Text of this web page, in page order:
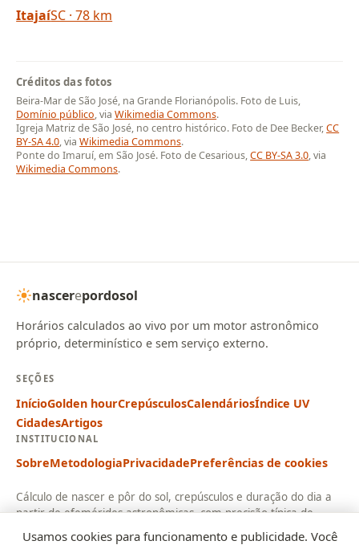
ItajaíSC · 78 km
Créditos das fotos
Beira-Mar de São José, na Grande Florianópolis. Foto de Luis,
Domínio público, viaWikimedia Commons.
Igreja Matriz de São José, no centro histórico. Foto de Dee Becker,CC
BY-SA 4.0, viaWikimedia Commons.
Ponte do Imaruí, em São José. Foto de Cesarious,CC BY-SA 3.0, via
Wikimedia Commons.
nascerepordosol
Horários calculados ao vivo por um motor astronômico
próprio, determinístico e sem serviço externo.
SEÇÕES
InícioGolden hourCrepúsculosCalendáriosÍndice UV
CidadesArtigos
INSTITUCIONAL
SobreMetodologiaPrivacidadePreferências de cookies
Cálculo de nascer e pôr do sol, crepúsculos e duração do dia a
partir de efemérides astronômicas, com precisão típica de
cerca de 1 minuto.
Usamos cookies para funcionamento e publicidade. Você